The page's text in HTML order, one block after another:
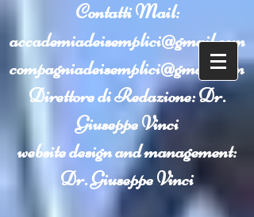
ContattiMail:
accademiadeisemplici@gmail.com
compagniadeisemplici@gmail.com
Direttore di Redazione: Dr.
Giuseppe Vinci
website design and management:
Dr. Giuseppe Vinci